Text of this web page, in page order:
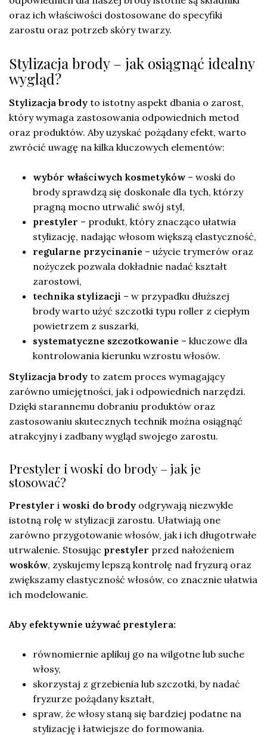
oraz ich właściwości dostosowane do specyfiki
zarostu oraz potrzeb skóry twarzy.
Stylizacja brody – jak osiągnąć idealny
wygląd?
Stylizacja brody to istotny aspekt dbania o zarost,
który wymaga zastosowania odpowiednich metod
oraz produktów. Aby uzyskać pożądany efekt, warto
zwrócić uwagę na kilka kluczowych elementów:
wybór właściwych kosmetyków – woski do
brody sprawdzą się doskonale dla tych, którzy
pragną mocno utrwalić swój styl,
prestyler – produkt, który znacząco ułatwia
stylizację, nadając włosom większą elastyczność,
regularne przycinanie – użycie trymerów oraz
nożyczek pozwala dokładnie nadać kształt
zarostowi,
technika stylizacji – w przypadku dłuższej
brody warto użyć szczotki typu roller z ciepłym
powietrzem z suszarki,
systematyczne szczotkowanie – kluczowe dla
kontrolowania kierunku wzrostu włosów.
Stylizacja brody to zatem proces wymagający
zarówno umiejętności, jak i odpowiednich narzędzi.
Dzięki starannemu dobraniu produktów oraz
zastosowaniu skutecznych technik można osiągnąć
atrakcyjny i zadbany wygląd swojego zarostu.
Prestyler i woski do brody – jak je
stosować?
Prestyler i woski do brody odgrywają niezwykle
istotną rolę w stylizacji zarostu. Ułatwiają one
zarówno przygotowanie włosów, jak i ich długotrwałe
utrwalenie. Stosując prestyler przed nałożeniem
wosków, zyskujemy lepszą kontrolę nad fryzurą oraz
zwiększamy elastyczność włosów, co znacznie ułatwia
ich modelowanie.
Aby efektywnie używać prestylera:
równomiernie aplikuj go na wilgotne lub suche
włosy,
skorzystaj z grzebienia lub szczotki, by nadać
fryzurze pożądany kształt,
spraw, że włosy staną się bardziej podatne na
stylizację i łatwiejsze do formowania.